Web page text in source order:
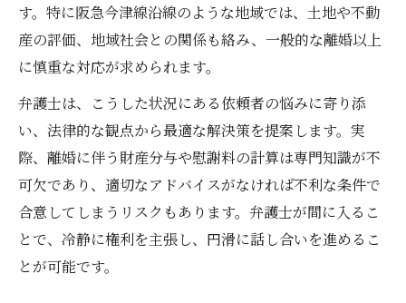
弁護士が語る財産分与の実務ポイント
弁護士が解説する財産分与の基礎知識
熟年離婚での財産分与は弁護士がカギ
財産分与の交渉を弁護士に依頼すべき理由
弁護士視点で見る財産分与の落とし穴
弁護士が語る財産分与の具体的手順
慰謝料請求で後悔しないための弁護士活用法
弁護士が支える慰謝料請求の進め方
熟年離婚で慰謝料を弁護士に相談する意味
す。特に阪急今津線沿線のような地域では、土地や不動
産の評価、地域社会との関係も絡み、一般的な離婚以上
に慎重な対応が求められます。
弁護士は、こうした状況にある依頼者の悩みに寄り添
い、法律的な観点から最適な解決策を提案します。実
際、離婚に伴う財産分与や慰謝料の計算は専門知識が不
可欠であり、適切なアドバイスがなければ不利な条件で
合意してしまうリスクもあります。弁護士が間に入るこ
とで、冷静に権利を主張し、円滑に話し合いを進めるこ
とが可能です。